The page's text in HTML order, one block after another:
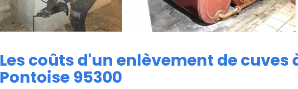
Les coûts d'un enlèvement de cuves
Pontoise 95300